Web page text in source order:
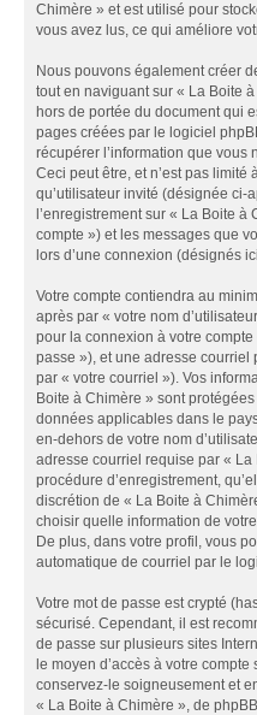
Chimère » et est utilisé pour
vous avez lus, ce qui améliore
Nous pouvons également créer
tout en naviguant sur « La Boite
hors de portée du document qui
pages créées par le logiciel
récupérer l’information que vous
Ceci peut être, et n’est pas
qu’utilisateur invité (désignée ci-
l’enregistrement sur « La Boite
compte ») et les messages que
lors d’une connexion (désignés
Votre compte contiendra au
après par « votre nom
pour la connexion à votre
passe »), et une adresse
par « votre courriel »). Vos
Boite à Chimère » sont
données applicables dans le
en-dehors de votre nom
adresse courriel requise par «
procédure d’enregistrement,
discrétion de « La Boite à
choisir quelle information de
De plus, dans votre profil, vous
automatique de courriel par le
Votre mot de passe est crypté
sécurisé. Cependant, il est
de passe sur plusieurs sites
le moyen d’accès à votre
conservez-le soigneusement et
« La Boite à Chimère », de